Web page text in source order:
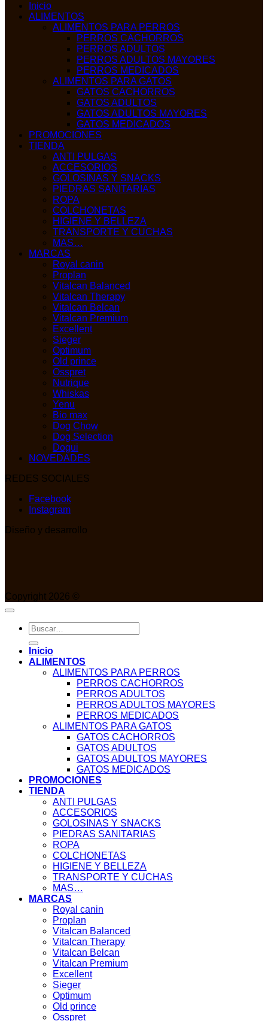
Inicio
ALIMENTOS
ALIMENTOS PARA PERROS
PERROS CACHORROS
PERROS ADULTOS
PERROS ADULTOS MAYORES
PERROS MEDICADOS
ALIMENTOS PARA GATOS
GATOS CACHORROS
GATOS ADULTOS
GATOS ADULTOS MAYORES
GATOS MEDICADOS
PROMOCIONES
TIENDA
ANTI PULGAS
ACCESORIOS
GOLOSINAS Y SNACKS
PIEDRAS SANITARIAS
ROPA
COLCHONETAS
HIGIENE Y BELLEZA
TRANSPORTE Y CUCHAS
MAS…
MARCAS
Royal canin
Proplan
Vitalcan Balanced
Vitalcan Therapy
Vitalcan Belcan
Vitalcan Premium
Excellent
Sieger
Optimum
Old prince
Osspret
Nutrique
Whiskas
Yenu
Bio max
Dog Chow
Dog Selection
Dogui
NOVEDADES
REDES SOCIALES
Facebook
Instagram
Diseño y desarrollo
Copyright 2026 ©
Buscar
por:
Inicio
ALIMENTOS
ALIMENTOS PARA PERROS
PERROS CACHORROS
PERROS ADULTOS
PERROS ADULTOS MAYORES
PERROS MEDICADOS
ALIMENTOS PARA GATOS
GATOS CACHORROS
GATOS ADULTOS
GATOS ADULTOS MAYORES
GATOS MEDICADOS
PROMOCIONES
TIENDA
ANTI PULGAS
ACCESORIOS
GOLOSINAS Y SNACKS
PIEDRAS SANITARIAS
ROPA
COLCHONETAS
HIGIENE Y BELLEZA
TRANSPORTE Y CUCHAS
MAS…
MARCAS
Royal canin
Proplan
Vitalcan Balanced
Vitalcan Therapy
Vitalcan Belcan
Vitalcan Premium
Excellent
Sieger
Optimum
Old prince
Osspret